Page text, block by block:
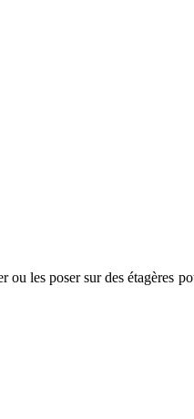
les poser sur des étagères